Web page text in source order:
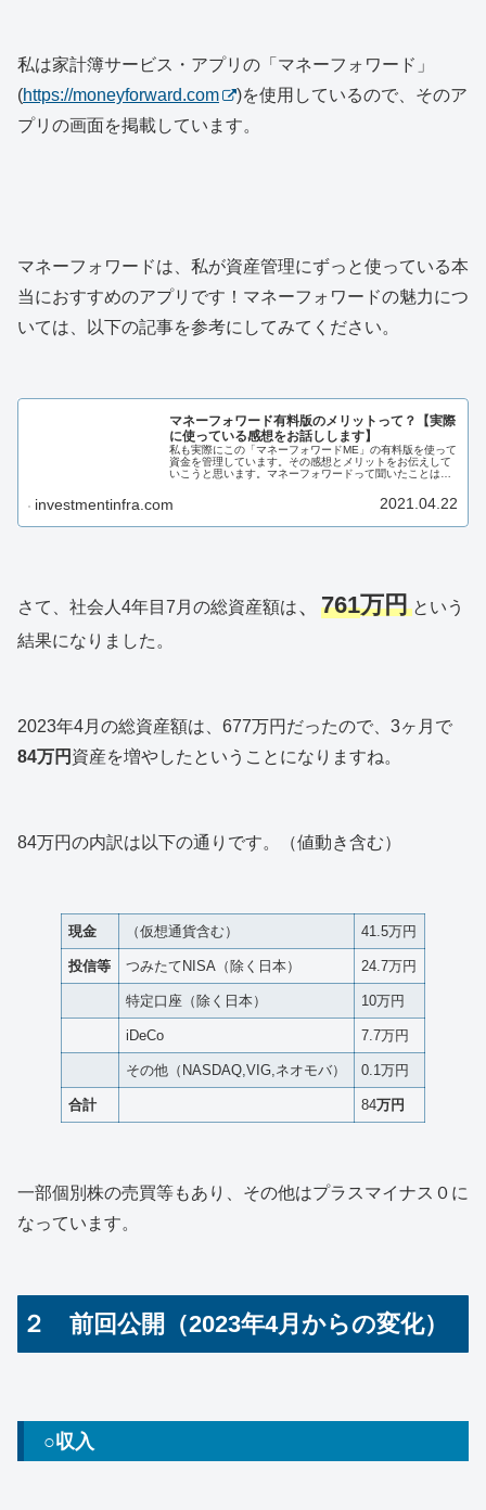
私は家計簿サービス・アプリの「マネーフォワード」
(https://moneyforward.com
)を使用しているので、そのア
プリの画面を掲載しています。
マネーフォワードは、私が資産管理にずっと使っている本
当におすすめのアプリです！マネーフォワードの魅力につ
いては、以下の記事を参考にしてみてください。
マネーフォワード有料版のメリットって？【実際
に使っている感想をお話しします】
私も実際にこの「マネーフォワードME」の有料版を使って
資金を管理しています。その感想とメリットをお伝えして
いこうと思います。マネーフォワードって聞いたことはあ
ォワード有料版の使い勝手が気になる方におすすめです。
investmentinfra.com 2021.04.22
さて、社会人4年目7月の総資産額は、 761万円 という
結果になりました。
2023年4月の総資産額は、677万円だったので、3ヶ月で
84万円 資産を増やしたということになりますね。
84万円の内訳は以下の通りです。（値動き含む）
現金 （仮想通貨含む） 41.5万円
投信等 つみたてNISA（除く日本） 24.7万円
特定口座（除く日本） 10万円
iDeCo 7.7万円
その他（NASDAQ,VIG,ネオモバ） 0.1万円
合計 84万円
一部個別株の売買等もあり、その他はプラスマイナス０に
なっています。
２ 前回公開（2023年4月からの変化）
○収入